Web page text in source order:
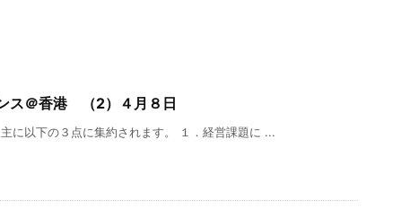
ス＠香港 （2）４月８日
に以下の３点に集約されます。 １．経営課題に ...